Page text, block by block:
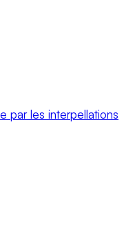
par les interpellations